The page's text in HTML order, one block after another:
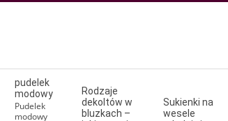
pudelek
modowy
Pudelek
modowy
Rodzaje
dekoltów w
bluzkach –
Sukienki na
wesele